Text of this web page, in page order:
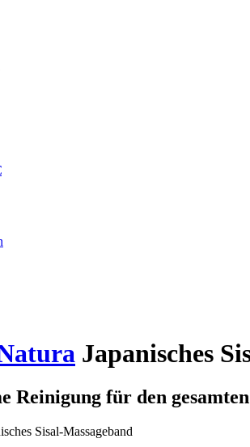
Japanisches
Reinigung für den
Sisal-Massageband